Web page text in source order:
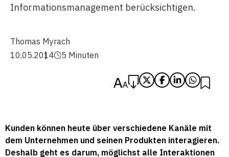
Informationsmanagement berücksichtigen.
Thomas Myrach
10.05.2014
5 Minuten
Kunden können heute über verschiedene Kanäle mit
dem Unternehmen und seinen Produkten interagieren.
Deshalb geht es darum, möglichst alle Interaktionen